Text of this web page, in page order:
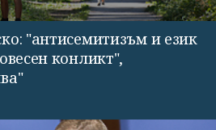
"антисемитизъм и език
конликт",